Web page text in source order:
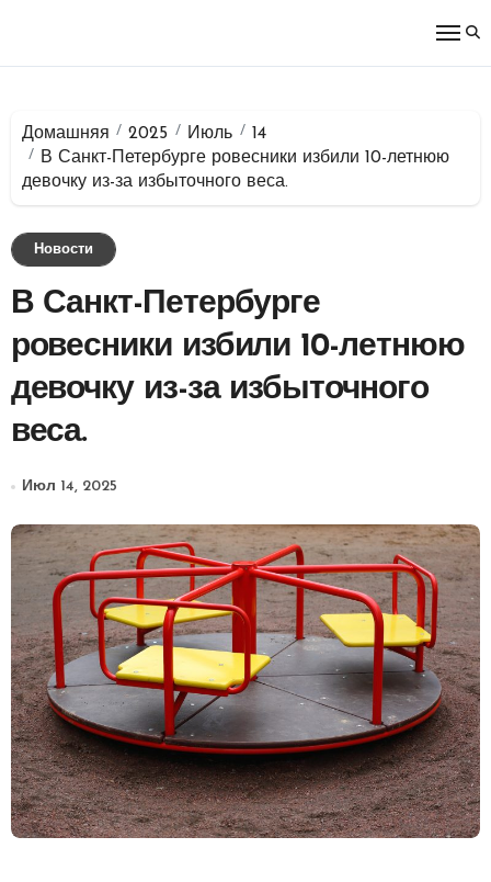
Домашняя 2025 Июль
14
В Санкт-Петербурге ровесники избили 10-летнюю
девочку из-за избыточного веса.
Новости
В Санкт-Петербурге
ровесники избили 10-летнюю
девочку из-за избыточного
веса.
Июл 14, 2025